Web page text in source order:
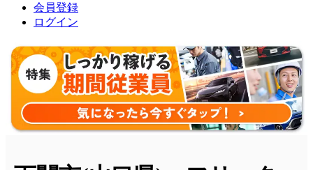
会員登録
ログイン